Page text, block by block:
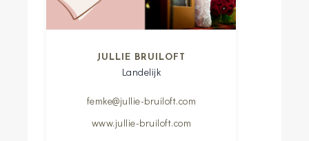
JULLIE BRUILOFT
Landelijk
femke@jullie-bruiloft.com
www.jullie-bruiloft.com